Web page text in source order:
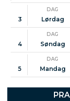
Byvandring i
Oppdag
byvandring.
arkitektur, og
gatene og
Omvisning på
Dykk dypere i
omvisning på
3
DAG
Lørdag
4
DAG
Søndag
5
DAG
Mandag